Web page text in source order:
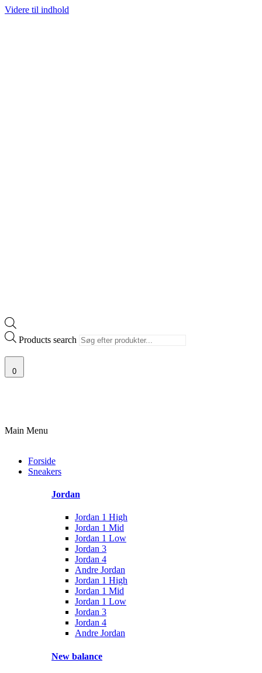
Videre til indhold
Products search
0
Main Menu
Forside
Sneakers
Jordan
Jordan 1 High
Jordan 1 Mid
Jordan 1 Low
Jordan 3
Jordan 4
Andre Jordan
Jordan 1 High
Jordan 1 Mid
Jordan 1 Low
Jordan 3
Jordan 4
Andre Jordan
New balance